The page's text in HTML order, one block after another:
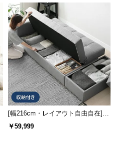
[幅216cm・レイアウト自由自在]
大容量収納付き 3人掛けソファーベ
￥59,999